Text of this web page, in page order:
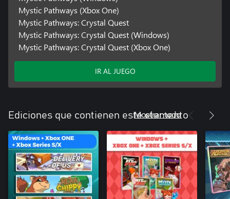
Mystic Pathways (Xbox One)
Mystic Pathways: Crystal Quest
Mystic Pathways: Crystal Quest (Windows)
Mystic Pathways: Crystal Quest (Xbox One)
IR AL JUEGO
Ediciones que contienen este elemento
Mostrar todo